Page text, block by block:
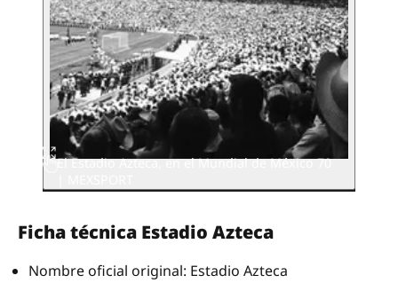
El Estadio Azteca, en el Mundial de México 70
Ficha técnica Estadio Azteca
Nombre oficial original: Estadio Azteca